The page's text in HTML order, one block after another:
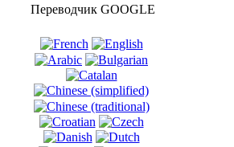
Переводчик GOOGLE